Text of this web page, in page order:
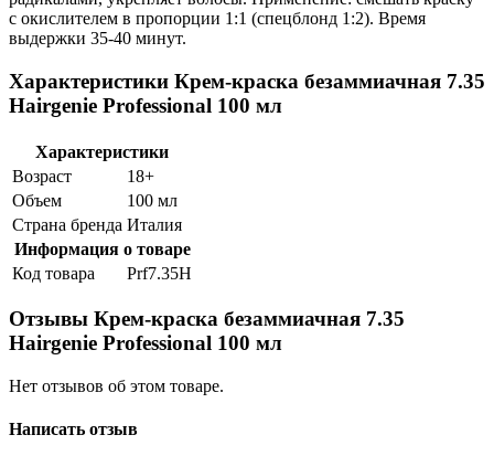
с окислителем в пропорции 1:1 (спецблонд 1:2). Время
выдержки 35-40 минут.
Характеристики Крем-краска безаммиачная 7.35
Hairgenie Professional 100 мл
Характеристики
Возраст
18+
Объем
100 мл
Страна бренда Италия
Информация о товаре
Код товара
Prf7.35H
Отзывы Крем-краска безаммиачная 7.35
Hairgenie Professional 100 мл
Нет отзывов об этом товаре.
Написать отзыв